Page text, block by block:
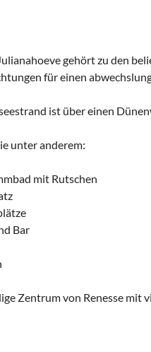
gehört zu den
für einen
ist über einen
unter anderem:
mit Rutschen
Bar
Zentrum von Renesse mit